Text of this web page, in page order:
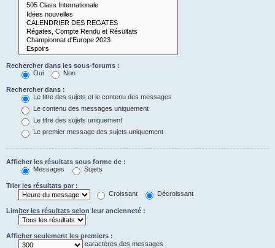
Rechercher dans les sous-forums :
Oui
Non
Rechercher dans :
Le titre des sujets et le contenu des messages
Le contenu des messages uniquement
Le titre des sujets uniquement
Le premier message des sujets uniquement
Afficher les résultats sous forme de :
Messages
Sujets
Trier les résultats par :
Croissant
Décroissant
Limiter les résultats selon leur ancienneté :
Afficher seulement les premiers :
caractères des messages